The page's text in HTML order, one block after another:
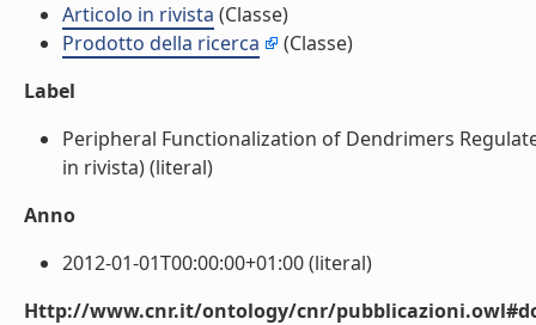
Articolo in rivista (Classe)
Prodotto della ricerca
(Classe)
Label
Peripheral Functionalization of Dendrimers
in rivista) (literal)
Anno
2012-01-01T00:00:00+01:00 (literal)
Http://www.cnr.it/ontology/cnr/